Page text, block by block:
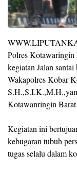
Polres
kegiatan Jalan
Wakapolres Kobar
Kotawanringin
‎Kegiatan ini
kebugaran tubuh
tugas selalu dalam